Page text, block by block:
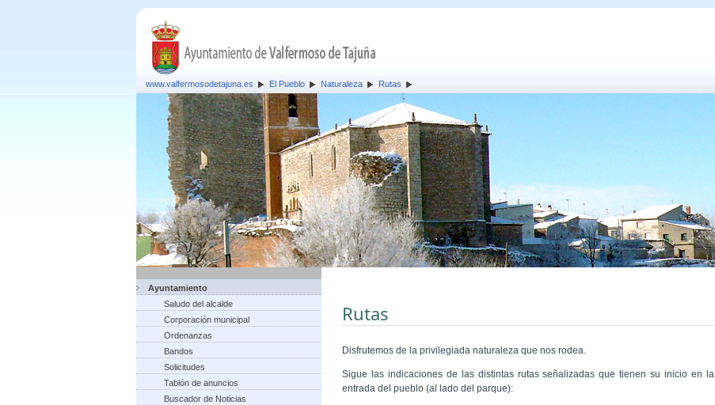
www.valfermosodetajuna.es El Pueblo Naturaleza Rutas
Ayuntamiento
Saludo del alcalde
Corporación municipal
Ordenanzas
Bandos
Solicitudes
Tablón de anuncios
Buscador de Noticias
Rutas
Disfrutemos de la privilegiada naturaleza que nos rodea.
Sigue las indicaciones de las distintas rutas señalizadas que tienen su inicio en la
entrada del pueblo (al lado del parque):